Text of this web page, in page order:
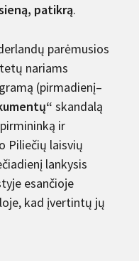
patikrą.
parėmusios
nariams
(pirmadienį–
skandalą
ir
Piliečių laisvių
lankysis
esančioje
kad įvertintų jų